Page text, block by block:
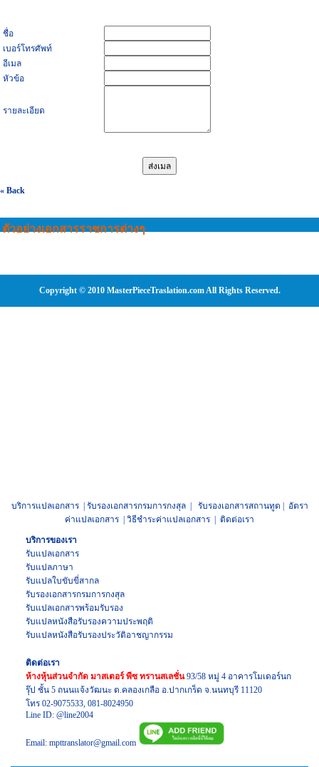
ชื่อ
เบอร์โทรศัพท์
อีเมล
หัวข้อ
รายละเอียด
« Back
ตัวอย่างเอกสารราชการต่างๆ
Copyright © 2010 MasterPieceTraslation.com All Rights Reserved.
บริการแปลเอกสาร| รับรองเอกสารกรมการกงสุล| รับรองเอกสารสถานทูต | อัตรา
ค่าแปลเอกสาร | วิธีชำระค่าแปลเอกสาร | ติดต่อเรา
บริการของเรา
รับแปลเอกสาร
รับแปลภาษา
รับแปลใบขับขี่สากล
รับรองเอกสารกรมการกงสุล
รับแปลเอกสารพร้อมรับรอง
รับแปลหนังสือรับรองความประพฤติ
รับแปลหนังสือรับรองประวัติอาชญากรรม
ติดต่อเรา
ห้างหุ้นส่วนจำกัด มาสเตอร์ พีซ ทรานสเลชั่น 93/58 หมู่ 4 อาคารโมเดอร์นก
รุ๊ป ชั้น 5 ถนนแจ้งวัฒนะ ต.คลองเกลือ อ.ปากเกร็ด จ.นนทบุรี 11120
โทร 02-9075533, 081-8024950
Line ID: @line2004
Email: mpttranslator@gmail.com